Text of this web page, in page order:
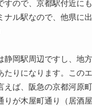
すので、京都駅付近に
ナル駅なので、他県に
静岡駅周辺ですし、地
たりになります。この
えば、阪急の京都河原
りが木屋町通り（居酒